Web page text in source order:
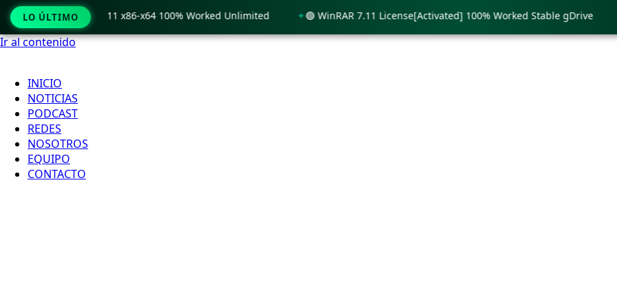
Ir al contenido
INICIO
NOTICIAS
PODCAST
REDES
NOSOTROS
EQUIPO
CONTACTO
LO ÚLTIMO
only Windows 11 x86-x64 100% Worked Unlimited 🟢 WinRAR 7.11 License[Activated] 100% Worked Stable gDrive